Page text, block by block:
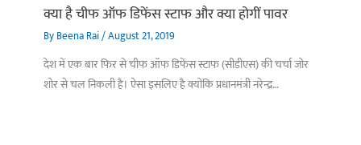
क्या है चीफ ऑफ डिफेंस स्टाफ और क्या होगीं पावर
ByBeena Rai/August 21, 2019
देश में एक बार फिर से चीफ ऑफ डिफेंस स्टाफ (सीडीएस) की चर्चा जोर
शोर से चल निकली है। ऐसा इसलिए है क्योंकि प्रधानमंत्री नरेन्द्र…